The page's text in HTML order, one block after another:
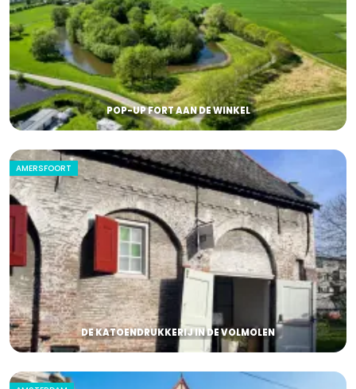
POP-UP FORT AAN DE WINKEL
AMERSFOORT
DE KATOENDRUKKERIJ IN DE VOLMOLEN